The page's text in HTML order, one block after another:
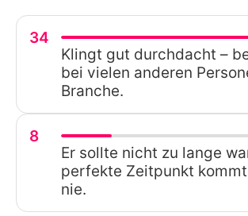
34
Klingt gut durchdacht –
bei vielen anderen
Branche.
8
Er sollte nicht zu lange
perfekte Zeitpunkt
nie.